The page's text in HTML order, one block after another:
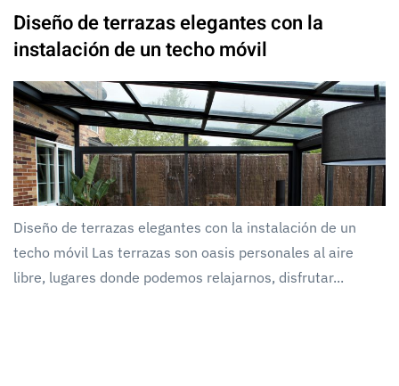
Diseño de terrazas elegantes con la
instalación de un techo móvil
Diseño de terrazas elegantes con la instalación de un
techo móvil Las terrazas son oasis personales al aire
libre, lugares donde podemos relajarnos, disfrutar...